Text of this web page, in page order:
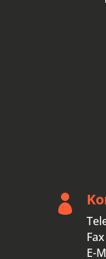

E-